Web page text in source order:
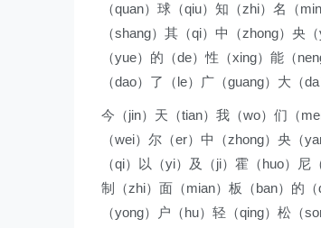
（quan）球（qiu）知（zhi）名（
（shang）其（qi）中（zhong）央
（yue）的（de）性（xing）能（
（dao）了（le）广（guang）大（
今（jin）天（tian）我（wo）们（
（wei）尔（er）中（zhong）央（
（qi）以（yi）及（ji）霍（huo）
制（zhi）面（mian）板（ban）的
（yong）户（hu）轻（qing）松（